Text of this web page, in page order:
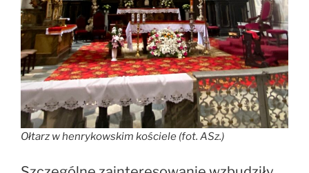
Ołtarz w henrykowskim kościele (fot. ASz.)